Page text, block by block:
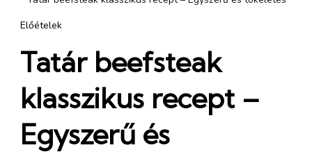
Előételek
Tatár beefsteak
klasszikus recept –
Egyszerű és